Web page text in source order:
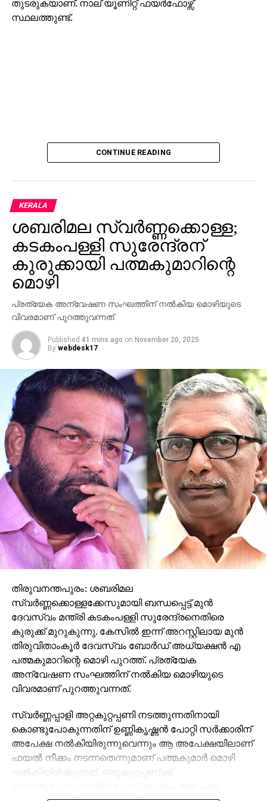
തുടരുകയാണ്. നാല് യൂണിറ്റ് ഫയര്‍ഫോഴ്സ്
സ്ഥലത്തുണ്ട്.
CONTINUE READING
KERALA
ശബരിമല സ്വര്‍ണ്ണക്കൊള്ള;
കടകംപള്ളി സുരേന്ദ്രന്
കുരുക്കായി പത്മകുമാറിന്റെ
മൊഴി
പ്രത്യേക അന്വേഷണ സംഘത്തിന് നല്‍കിയ മൊഴിയുടെ
വിവരമാണ് പുറത്തുവന്നത്.
Published 41 mins ago on November 20, 2025
By webdesk17
തിരുവനന്തപുരം: ശബരിമല
സ്വര്‍ണ്ണക്കൊള്ളക്കേസുമായി ബന്ധപ്പെട്ട് മുന്‍
ദേവസ്വം മന്ത്രി കടകംപള്ളി സുരേന്ദ്രനെതിരെ
കുരുക്ക് മുറുകുന്നു. കേസില്‍ ഇന്ന് അറസ്റ്റിലായ മുന്‍
തിരുവിതാംകൂര്‍ ദേവസ്വം ബോര്‍ഡ് അധ്യക്ഷന്‍ എ
പത്മകുമാറിന്റെ മൊഴി പുറത്ത്. പ്രത്യേക
അന്വേഷണ സംഘത്തിന് നല്‍കിയ മൊഴിയുടെ
വിവരമാണ് പുറത്തുവന്നത്.
സ്വര്‍ണ്ണപ്പാളി അറ്റകുറ്റപ്പണി നടത്തുന്നതിനായി
കൊണ്ടുപോകുന്നതിന് ഉണ്ണികൃഷ്ണന്‍ പോറ്റി സര്‍ക്കാരിന്
അപേക്ഷ നല്‍കിയിരുന്നുവെന്നും ആ അപേക്ഷയിലാണ്
ഫയല്‍ നീക്കം നടന്നതെന്നുമാണ് പത്മകുമാര്‍ മൊഴി
നല്‍കിയിരിക്കുന്നത്. അറ്റകുറ്റപ്പണിക്ക്